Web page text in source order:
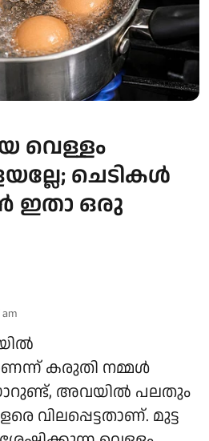
വെള്ളം
ചെടികൾ
ഇതാ ഒരു
am
കരുതി നമ്മൾ
അവയിൽ പലതും
വിലപ്പെട്ടതാണ്. മുട്ട